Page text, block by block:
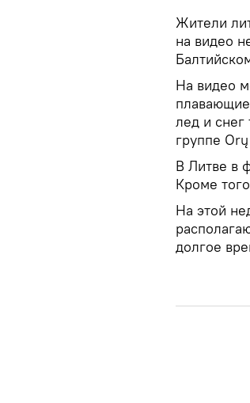
Жители
на видео
На видео
лед и снег
группе
В Литве в
Кроме
На этой
долгое